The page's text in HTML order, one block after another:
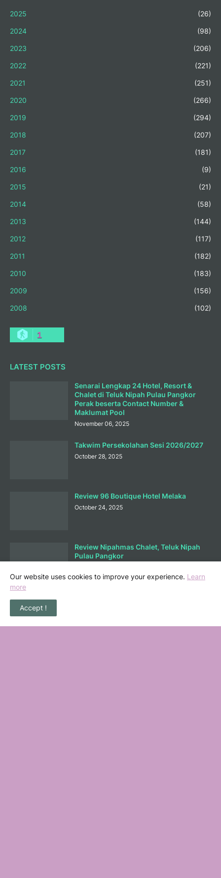
2025 (26)
2024 (98)
2023 (206)
2022 (221)
2021 (251)
2020 (266)
2019 (294)
2018 (207)
2017 (181)
2016 (9)
2015 (21)
2014 (58)
2013 (144)
2012 (117)
2011 (182)
2010 (183)
2009 (156)
2008 (102)
1
LATEST POSTS
Senarai Lengkap 24 Hotel, Resort &
Chalet di Teluk Nipah Pulau Pangkor
Perak beserta Contact Number &
Maklumat Pool
November 06, 2025
Takwim Persekolahan Sesi 2026/2027
October 28, 2025
Review 96 Boutique Hotel Melaka
October 24, 2025
Review Nipahmas Chalet, Teluk Nipah
Pulau Pangkor
Our website uses cookies to improve your experience. Learn
more
Accept !